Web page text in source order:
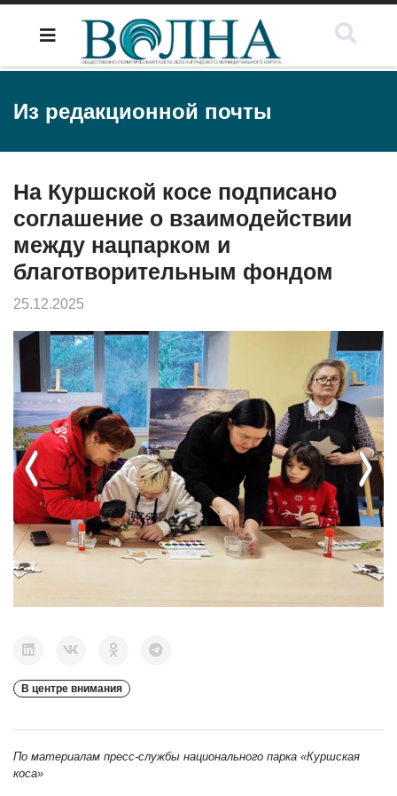
Из редакционной почты
На Куршской косе подписано
соглашение о взаимодействии
между нацпарком и
благотворительным фондом
25.12.2025
Previous Next
В центре внимания
По материалам пресс-службы национального парка «Куршская
коса»